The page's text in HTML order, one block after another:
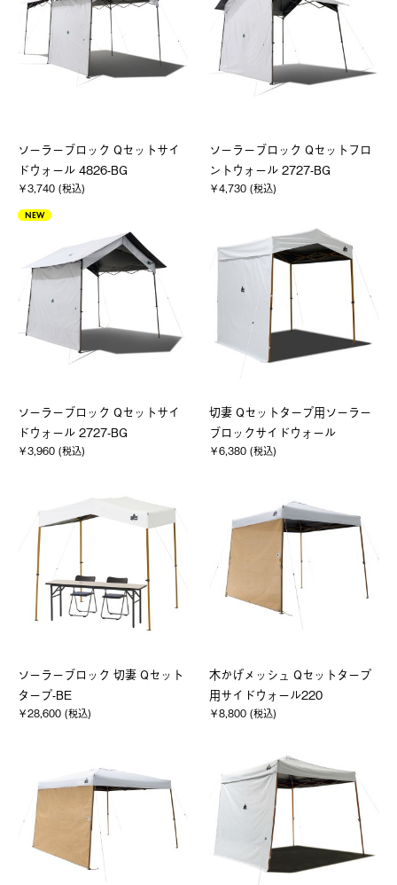
ソーラーブロック Qセットサイ
ドウォール 4826-BG
￥3,740 (税込)
ソーラーブロック Qセットフロ
ントウォール 2727-BG
￥4,730 (税込)
NEW
ソーラーブロック Qセットサイ
ドウォール 2727-BG
￥3,960 (税込)
切妻 Qセットタープ用ソーラー
ブロックサイドウォール
￥6,380 (税込)
ソーラーブロック 切妻 Qセット
タープ-BE
￥28,600 (税込)
木かげメッシュ Qセットタープ
用サイドウォール220
￥8,800 (税込)